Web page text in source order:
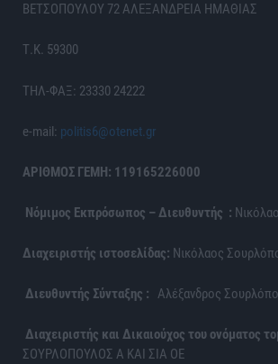
ΒΕΤΣΟΠΟΥΛΟΥ 72 ΑΛΕΞΑΝΔΡΕΙΑ ΗΜΑΘΙΑΣ
Τ.Κ. 59300
ΤΗΛ-ΦΑΞ: 23330 24222
e-mail: politis6@otenet.gr
ΑΡΙΘΜΟΣ ΓΕΜΗ: 119165226000
Νόμιμος Εκπρόσωπος – Διευθυντής :
Διαχειριστής ιστοσελίδας: Νικόλαος
Διευθυντής Σύνταξης : Αλέξανδρος
Διαχειριστής και Δικαιούχος του ονόματος
ΣΟΥΡΛΟΠΟΥΛΟΣ Α ΚΑΙ ΣΙΑ ΟΕ